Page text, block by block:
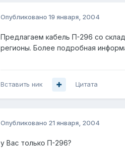
Опубликовано 19 января, 2004
Предлагаем кабель П-296 со
регионы. Более подробная
Вставить ник Цитата
Опубликовано 21 января, 2004
у Вас только П-296?